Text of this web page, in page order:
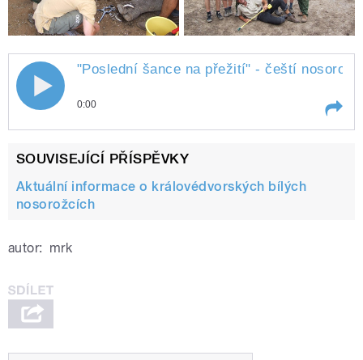
pause
"Poslední šance na přežití" - čeští
0:00
nosorožci v Keni (Jana
SOUVISEJÍCÍ PŘÍSPĚVKY
Aktuální informace o královédvorských bílých
nosorožcích
autor: mrk